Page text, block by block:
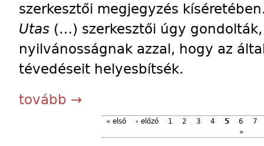
szerkesztői megjegyzés
Utas (…) szerkesztői úgy
nyilvánosságnak azzal, hogy az
tévedéseit helyesbítsék.
tovább →
« első ‹ előző 1 2 3 4 5 6
7
»